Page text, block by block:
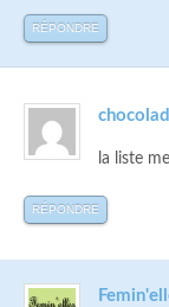
RÉPONDRE
la liste
RÉPONDRE